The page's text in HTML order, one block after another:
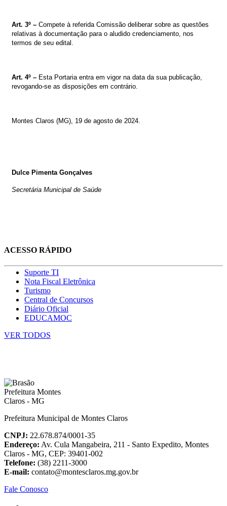
Art. 3º – Compete à referida Comissão deliberar sobre as questões
relativas à documentação para o aludido credenciamento, nos
termos de seu edital.
Art. 4º – Esta Portaria entra em vigor na data da sua publicação,
revogando-se as disposições em contrário.
Montes Claros (MG), 19 de agosto de 2024.
Dulce Pimenta Gonçalves
Secretária Municipal de Saúde
ACESSO RÁPIDO
Suporte TI
Nota Fiscal Eletrônica
Turismo
Central de Concursos
Diário Oficial
EDUCAMOC
VER TODOS
Prefeitura Municipal de Montes Claros
CNPJ: 22.678.874/0001-35
Endereço: Av. Cula Mangabeira, 211 - Santo Expedito, Montes
Claros - MG, CEP: 39401-002
Telefone: (38) 2211-3000
E-mail: contato@montesclaros.mg.gov.br
Fale Conosco